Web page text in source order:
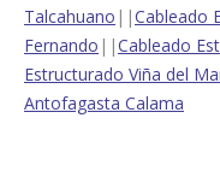
Talcahuano ||Cableado
Fernando ||Cableado
Estructurado Viña del
Antofagasta Calama